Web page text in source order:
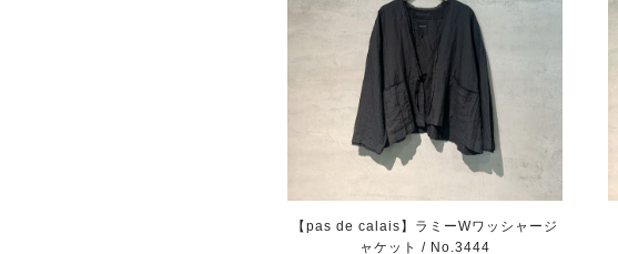
【pas de calais】ラミーWワッシャージ
ャケット / No.3444